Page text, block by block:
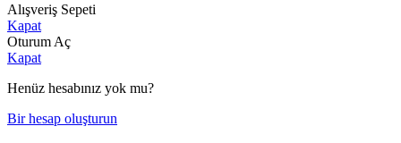
Alışveriş Sepeti
Kapat
Oturum Aç
Kapat
Henüz hesabınız yok mu?
Bir hesap oluşturun